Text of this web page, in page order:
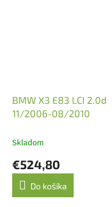
BMW X3 E83 LCI 2.0d
11/2006-08/2010
Skladom
€524,80
Do košíka